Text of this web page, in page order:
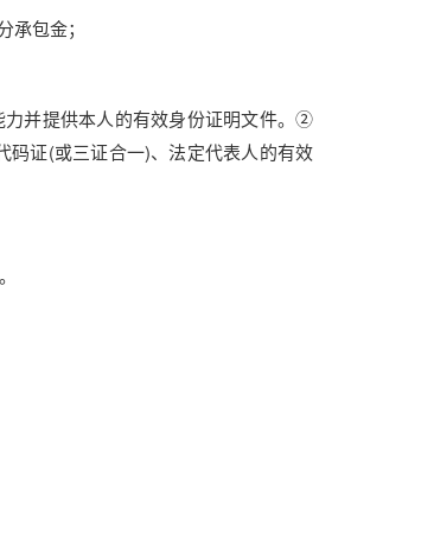
包金；
并提供本人的有效身份证明文件。②
码证(或三证合一)、法定代表人的有效